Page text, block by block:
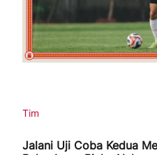
Tim
Jalani Uji Coba Kedua